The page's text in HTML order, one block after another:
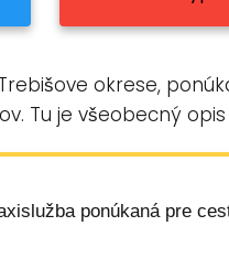
okrese,
Tu je všeobecný
ponúkaná pre